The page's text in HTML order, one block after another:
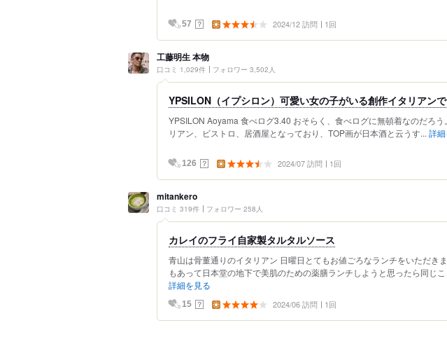
57 ？ 2024/12 訪問 1回
工藤明生 本物
口コミ 1,029件 フォロワー 3,502人
YPSILON（イプシロン）可愛い女の子がいる創作イタリアン
YPSILON Aoyama 食べログ3.40 おそらく、食べログに無頓着なのだろう
リアン、ビストロ、居酒屋となっており、TOP画が日本酒と云うす... 詳
126 ？ 2024/07 訪問 1回
mitankero
口コミ 319件 フォロワー 258人
カレイのフライ自家製タルタルソース
青山は骨董通りのイタリアン 日曜日とてもお値ごろなランチをいただき
もあって日本堂の地下で美肌のための薬膳ランチしようと思ったら同じ
詳細を見る
15 ？ 2024/06 訪問 1回